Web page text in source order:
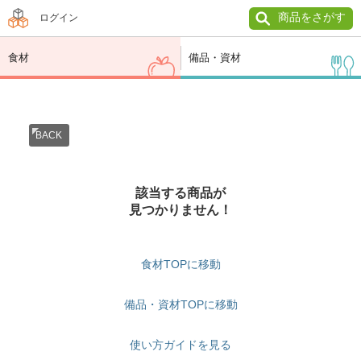
ログイン 商品をさがす
食材 備品・資材
BACK
該当する商品が
見つかりません！
食材TOPに移動
備品・資材TOPに移動
使い方ガイドを見る